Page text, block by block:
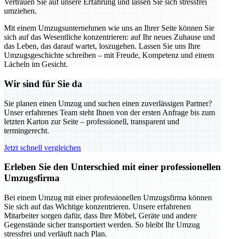
Vertrauen Sie auf unsere Erfahrung und lassen Sie sich stressfrei
umziehen.
Mit einem Umzugsunternehmen wie uns an Ihrer Seite können Sie
sich auf das Wesentliche konzentrieren: auf Ihr neues Zuhause und
das Leben, das darauf wartet, loszugehen. Lassen Sie uns Ihre
Umzugsgeschichte schreiben – mit Freude, Kompetenz und einem
Lächeln im Gesicht.
Wir sind für Sie da
Sie planen einen Umzug und suchen einen zuverlässigen Partner?
Unser erfahrenes Team steht Ihnen von der ersten Anfrage bis zum
letzten Karton zur Seite – professionell, transparent und
termingerecht.
Jetzt schnell vergleichen
Erleben Sie den Unterschied mit einer professionellen
Umzugsfirma
Bei einem Umzug mit einer professionellen Umzugsfirma können
Sie sich auf das Wichtige konzentrieren. Unsere erfahrenen
Mitarbeiter sorgen dafür, dass Ihre Möbel, Geräte und andere
Gegenstände sicher transportiert werden. So bleibt Ihr Umzug
stressfrei und verläuft nach Plan.